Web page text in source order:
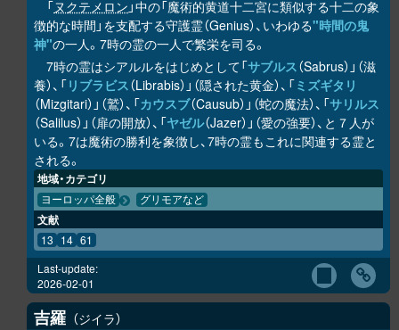
「ヌクテメロン 」中の「魔術的黄道十二宮に類似する十二の象
徴的な時間」を支配する守護霊（Genius）、いわゆる"時間の鬼
神"の一人。7時の霊の一人で繁栄を司る。
7時の霊はシアルルをはじめとして「サブルス（Sabrus）」（滋
養）、「リブラビス（Librabis）」（隠された黄金）、「ミズギタリ
（Mizgitari）」（鷲）、「カウスブ（Causub）」（蛇の魔法）、「サリルス
（Salilus）」（扉の開放）、「ヤゼル（Jazer）」（愛の強要）、と７人が
いる。7は魔術の勝利を象徴し、7時の霊もこれに関連する霊と
される。
地域・カテゴリ
ヨーロッパ全般 グリモアなど
文献
13 14 61
Last-update:
2026-02-01
吉羅 ジイラ